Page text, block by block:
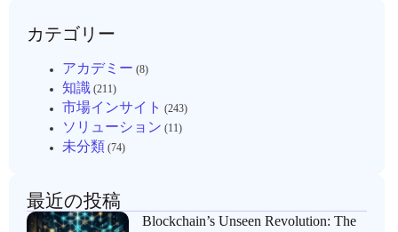
カテゴリー
アカデミー (8)
知識 (211)
市場インサイト (243)
ソリューション (11)
未分類 (74)
最近の投稿
Blockchain’s Unseen Revolution: The